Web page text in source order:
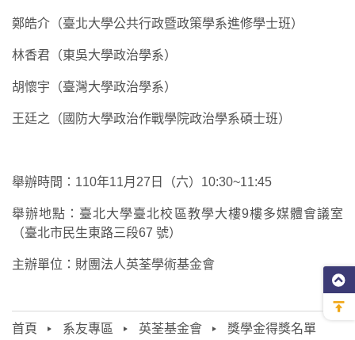
首頁 系友專區 英荃基金會
獎學金得獎名單
鄭皓介（臺北大學公共行政暨政策學系進修學士班）
林香君（東吳大學政治學系）
胡懷宇（臺灣大學政治學系）
王廷之（國防大學政治作戰學院政治學系碩士班）
舉辦時間：110年11月27日（六）10:30~11:45
舉辦地點：臺北大學臺北校區教學大樓9樓多媒體會議室
（臺北市民生東路三段67 號）
主辦單位：財團法人英荃學術基金會